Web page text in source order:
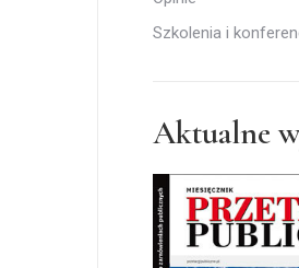
Szkolenia i
Aktualne